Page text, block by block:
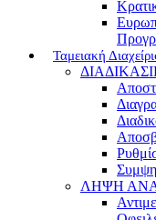
Ταμειακή
ΛΗΨΗ